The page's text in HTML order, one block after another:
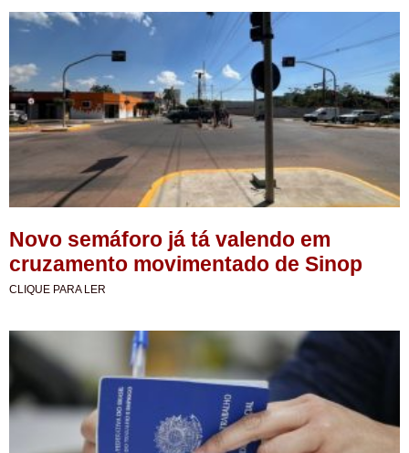
Novo semáforo já tá valendo em
cruzamento movimentado de Sinop
CLIQUE PARA LER